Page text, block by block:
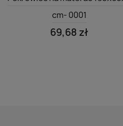
cm- 0001
69,68 zł